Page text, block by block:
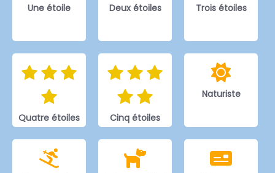
Une étoile Deux étoiles Trois étoiles
Quatre étoiles Cinq étoiles
Naturiste